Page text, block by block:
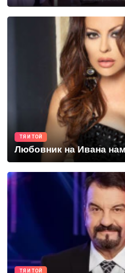
ТЯ И ТОЙ
Любовник на Ивана
ТЯ И ТОЙ